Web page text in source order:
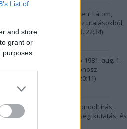
List of
and store
grant or
purposes
@gggarai: Köszi szépen! Látom,
van ezekből az utalásokból,
rendesen fig...
2024.10.13. 22:34)
most
A kért idézetek: Őrtorony 1981. aug. 1.
kérdései: “És ha e világ gonosz
2024.10.13. 20:11)
most
Bravó! Jól,tudatosan átgondolt írás,
(gyanítom sok-sok ) minőségi kutatás, és